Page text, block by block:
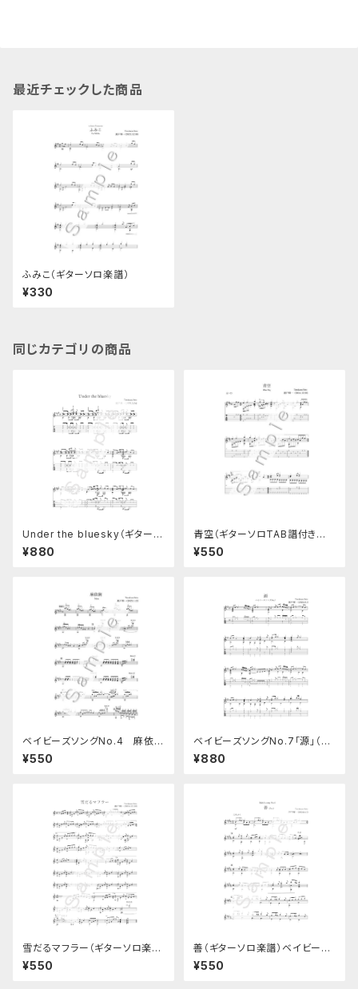
最近チェックした商品
ふみこ（ギターソロ楽譜）
¥330
同じカテゴリの商品
Under the bluesky（ギターソ
ロ楽譜）TAB譜つき
¥880
青空（ギターソロTAB譜付き楽
譜）
¥550
ベイビーズソングNo.4 麻依絢
（ギターソロ楽譜）
¥550
ベイビーズソングNo.7「源」（TA
B譜つき）
¥880
雪だるマフラー（ギターソロ楽
譜）
¥550
善（ギターソロ楽譜）ベイビーズ
ソングNo.6
¥550